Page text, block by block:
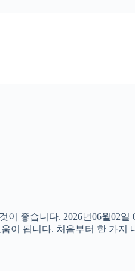
좋습니다. 2026년06월02
이 됩니다. 처음부터 한 가